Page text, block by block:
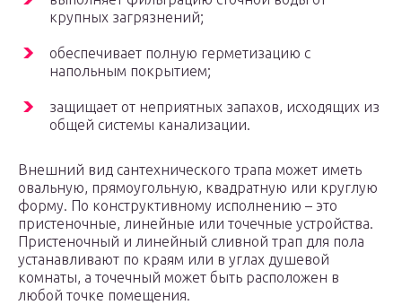
крупных загрязнений;
обеспечивает полную герметизацию с
напольным покрытием;
защищает от неприятных запахов, исходящих из
общей системы канализации.
Внешний вид сантехнического трапа может иметь
овальную, прямоугольную, квадратную или круглую
форму. По конструктивному исполнению – это
пристеночные, линейные или точечные устройства.
Пристеночный и линейный сливной трап для пола
устанавливают по краям или в углах душевой
комнаты, а точечный может быть расположен в
любой точке помещения.